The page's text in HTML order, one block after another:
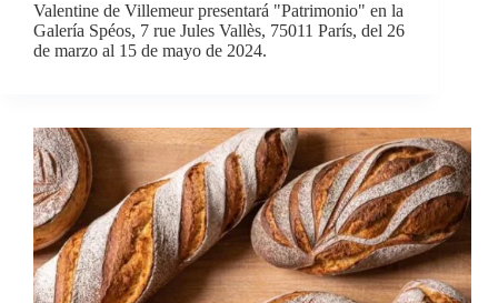
Valentine de Villemeur presentará "Patrimonio" en la
Galería Spéos, 7 rue Jules Vallès, 75011 París, del 26
de marzo al 15 de mayo de 2024.